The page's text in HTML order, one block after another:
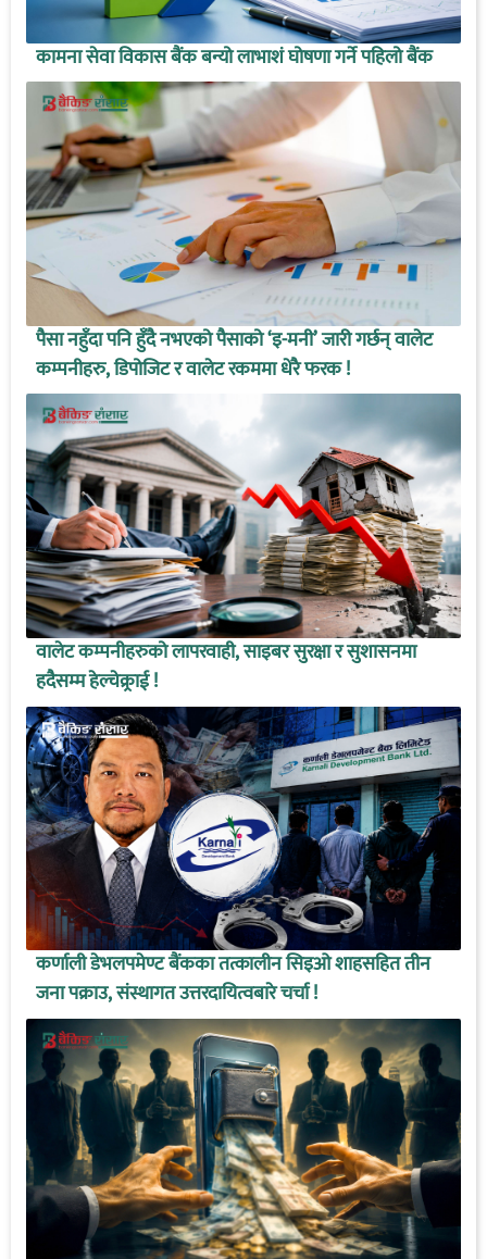
कामना सेवा विकास बैंक बन्यो लाभाशं घोषणा गर्ने पहिलो बैंक
पैसा नहुँदा पनि हुँदै नभएको पैसाको ‘इ-मनी’ जारी गर्छन् वालेट
कम्पनीहरु, डिपोजिट र वालेट रकममा धेरै फरक !
वालेट कम्पनीहरुको लापरवाही, साइबर सुरक्षा र सुशासनमा
हदैसम्म हेल्चेक्र्राई !
कर्णाली डेभलपमेण्ट बैंकका तत्कालीन सिइओ शाहसहित तीन
जना पक्राउ, संस्थागत उत्तरदायित्वबारे चर्चा !